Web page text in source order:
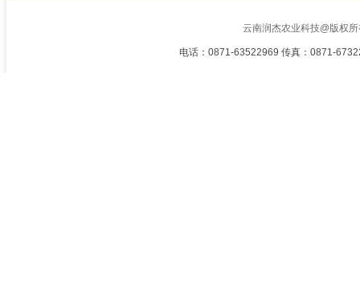
云南润杰农业科技@版权
电话：0871-63522969 传真：0871-